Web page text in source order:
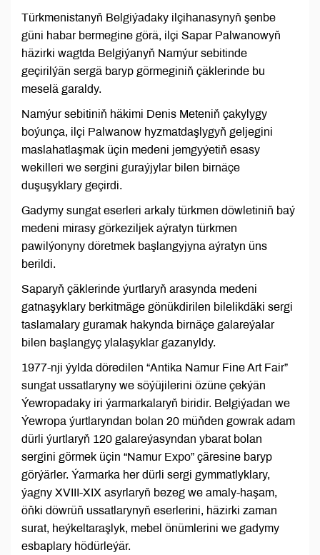
Türkmenistanyň Belgiýadaky ilçihanasynyň şenbe
güni habar bermegine görä, ilçi Sapar Palwanowyň
häzirki wagtda Belgiýanyň Namýur sebitinde
geçirilýän sergä baryp görmeginiň çäklerinde bu
meselä garaldy.
Namýur sebitiniň häkimi Denis Meteniň çakylygy
boýunça, ilçi Palwanow hyzmatdaşlygyň geljegini
maslahatlaşmak üçin medeni jemgyýetiň esasy
wekilleri we sergini guraýjylar bilen birnäçe
duşuşyklary geçirdi.
Gadymy sungat eserleri arkaly türkmen döwletiniň baý
medeni mirasy görkeziljek aýratyn türkmen
pawilýonyny döretmek başlangyjyna aýratyn üns
berildi.
Saparyň çäklerinde ýurtlaryň arasynda medeni
gatnaşyklary berkitmäge gönükdirilen bilelikdäki sergi
taslamalary guramak hakynda birnäçe galareýalar
bilen başlangyç ylalaşyklar gazanyldy.
1977-nji ýylda döredilen “Antika Namur Fine Art Fair”
sungat ussatlaryny we söýüjilerini özüne çekýän
Ýewropadaky iri ýarmarkalaryň biridir. Belgiýadan we
Ýewropa ýurtlaryndan bolan 20 müňden gowrak adam
dürli ýurtlaryň 120 galareýasyndan ybarat bolan
sergini görmek üçin “Namur Expo” çäresine baryp
görýärler. Ýarmarka her dürli sergi gymmatlyklary,
ýagny XVIII-XIX asyrlaryň bezeg we amaly-haşam,
öňki döwrüň ussatlarynyň eserlerini, häzirki zaman
surat, heýkeltaraşlyk, mebel önümlerini we gadymy
esbaplary hödürleýär.